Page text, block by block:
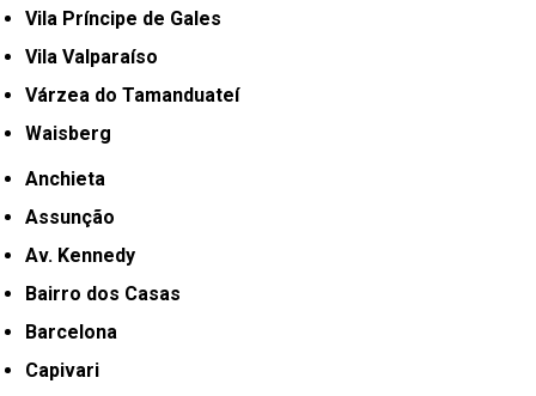
Vila Príncipe de Gales
Vila Valparaíso
Várzea do Tamanduateí
Waisberg
Anchieta
Assunção
Av. Kennedy
Bairro dos Casas
Barcelona
Capivari